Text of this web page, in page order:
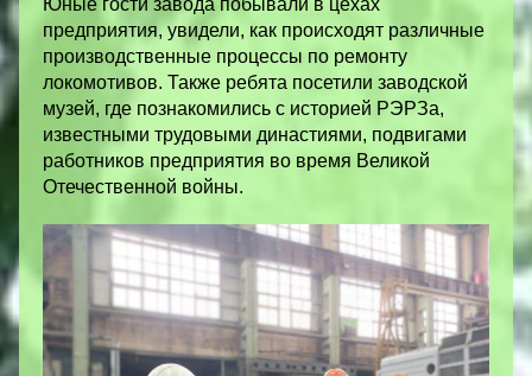
Юные гости завода побывали в цехах
предприятия, увидели, как происходят различные
производственные процессы по ремонту
локомотивов. Также ребята посетили заводской
музей, где познакомились с историей РЭРЗа,
известными трудовыми династиями, подвигами
работников предприятия во время Великой
Отечественной войны.